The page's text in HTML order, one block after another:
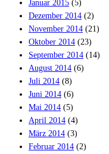
Januar 2015 (5)
Dezember 2014 (2)
November 2014 (21)
Oktober 2014 (23)
September 2014 (14)
August 2014 (6)
Juli 2014 (8)
Juni 2014 (6)
Mai 2014 (5)
April 2014 (4)
März 2014 (3)
Februar 2014 (2)